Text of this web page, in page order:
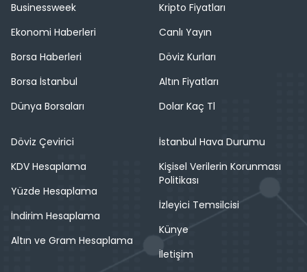
Businessweek
Ekonomi Haberleri
Borsa Haberleri
Borsa İstanbul
Dünya Borsaları
Kripto Fiyatları
Canlı Yayın
Döviz Kurları
Altın Fiyatları
Dolar Kaç Tl
Döviz Çevirici
KDV Hesaplama
Yüzde Hesaplama
İndirim Hesaplama
Altın ve Gram Hesaplama
İstanbul Hava Durumu
Kişisel Verilerin Korunması
Politikası
İzleyici Temsilcisi
Künye
İletişim